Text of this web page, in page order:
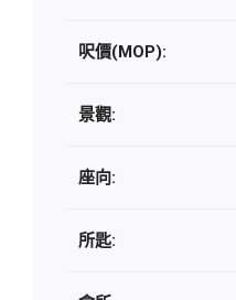
呎價(MOP):
景觀:
座向:
所匙: